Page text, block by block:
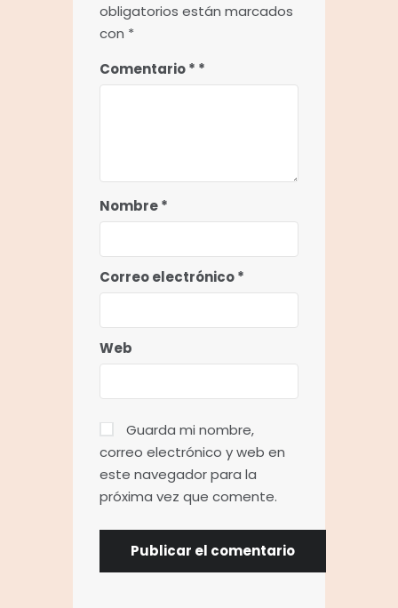
obligatorios están marcados
con *
Comentario*
Nombre*
Correo electrónico*
Web
Guarda mi nombre,
correo electrónico y web en
este navegador para la
próxima vez que comente.